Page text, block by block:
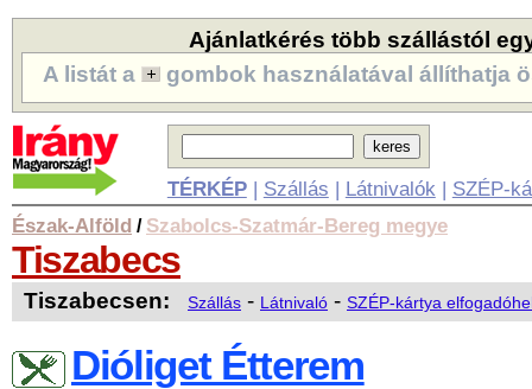
Ajánlatkérés több szállástól
A listát a
gombok használatával állíthatja
TÉRKÉP| Szállás | Látnivalók | SZÉP-
Észak-Alföld / Szabolcs-Szatmár-Bereg megye
Tiszabecs
Tiszabecsen: Szállás - Látnivaló - SZÉP-kártya
Dióliget Étterem